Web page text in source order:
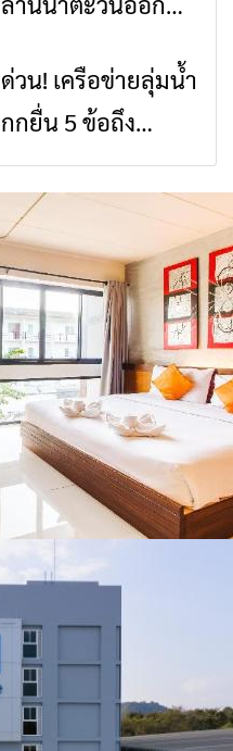
สินค้าเด่น และเสน่ห์
วัฒนธรรมจาก 4
จังหวัด เชียงราย
พะเยา แพร่ และ
น่าน พร้อมชม
คอนเสิร์ตจากศิลปิน
ชื่อดังตลอด 5 วัน
ข่าวเชียงราย
ด่วน! เครือข่ายลุ่มน้ำ
กกยื่น 5 ข้อถึง
รัฐบาล จี้นายกฯ ลง
เชียงราย แก้วิกฤต
สารปนเปื้อนต้นน้ำ